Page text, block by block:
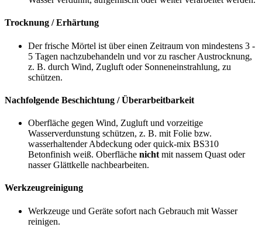
Trocknung / Erhärtung
Der frische Mörtel ist über einen Zeitraum von mindestens 3 -
5 Tagen nachzubehandeln und vor zu rascher Austrocknung,
z. B. durch Wind, Zugluft oder Sonneneinstrahlung, zu
schützen.
Nachfolgende Beschichtung / Überarbeitbarkeit
Oberfläche gegen Wind, Zugluft und vorzeitige
Wasserverdunstung schützen, z. B. mit Folie bzw.
wasserhaltender Abdeckung oder quick-mix BS310
Betonfinish weiß. Oberfläche nicht mit nassem Quast oder
nasser Glättkelle nachbearbeiten.
Werkzeugreinigung
Werkzeuge und Geräte sofort nach Gebrauch mit Wasser
reinigen.